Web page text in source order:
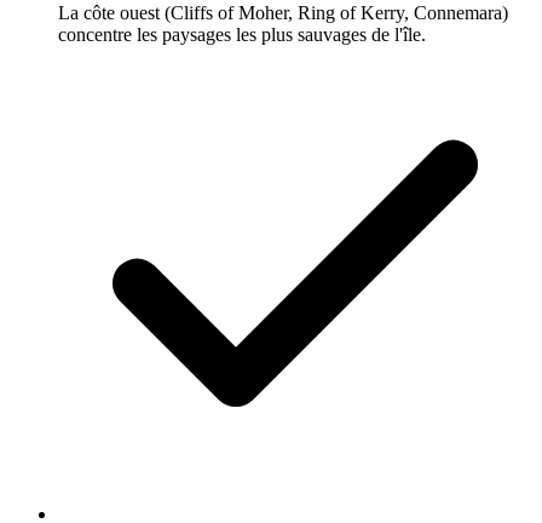
La côte ouest (Cliffs of Moher, Ring of Kerry, Connemara)
concentre les paysages les plus sauvages de l'île.